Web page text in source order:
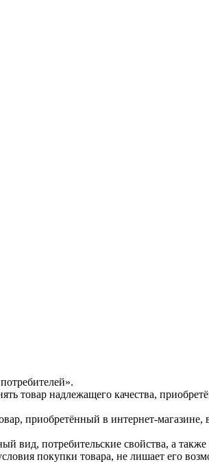
товар надлежащего качества,
приобретённый в интернет-магазине,
вид, потребительские свойства, а
покупки товара, не лишает его